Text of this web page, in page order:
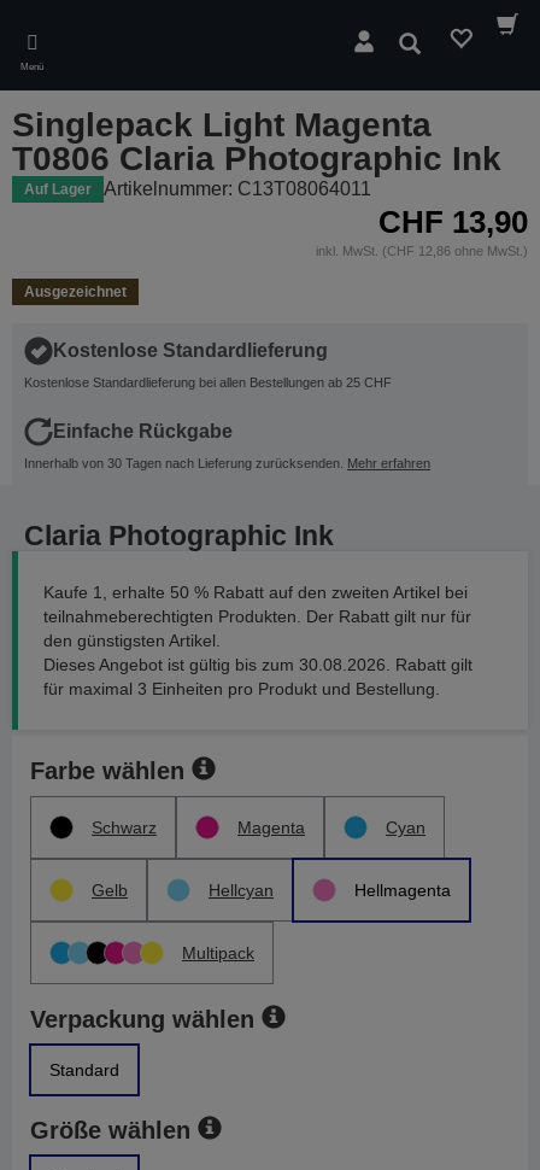
main
content
Menü
Suchen
Singlepack Light Magenta
T0806 Claria Photographic Ink
Auf Lager Artikelnummer: C13T08064011
CHF 13,90
inkl. MwSt. (CHF 12,86 ohne MwSt.)
Ausgezeichnet
Kostenlose Standardlieferung
Kostenlose Standardlieferung bei allen Bestellungen ab 25 CHF
Einfache Rückgabe
Innerhalb von 30 Tagen nach Lieferung zurücksenden. Mehr erfahren
Claria Photographic Ink
Kaufe 1, erhalte 50 % Rabatt auf den zweiten Artikel bei
teilnahmeberechtigten Produkten. Der Rabatt gilt nur für
den günstigsten Artikel.
Dieses Angebot ist gültig bis zum 30.08.2026. Rabatt gilt
für maximal 3 Einheiten pro Produkt und Bestellung.
Farbe wählen
Schwarz Magenta Cyan
Gelb Hellcyan Hellmagenta
Multipack
Verpackung wählen
Standard
Größe wählen